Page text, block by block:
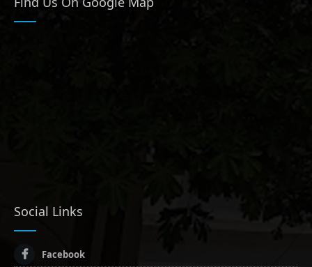
Social Links
Facebook